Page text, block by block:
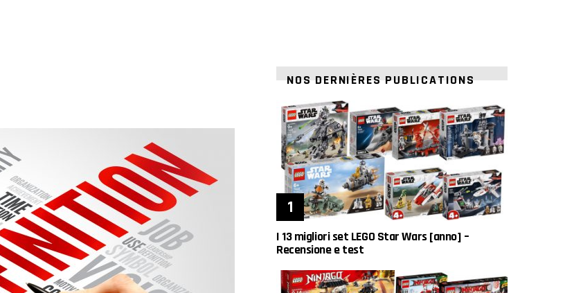
NOS DERNIÈRES PUBLICATIONS
I 13 migliori set LEGO Star Wars [anno] –
Recensione e test